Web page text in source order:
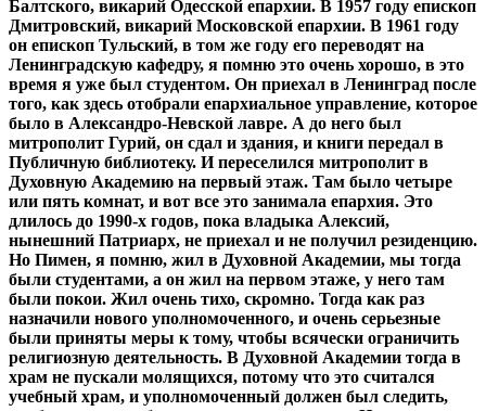
Балтского, викарий Одесской епархии. В 1957 году епископ
Дмитровский, викарий Московской епархии. В 1961 году
он епископ Тульский, в том же году его переводят на
Ленинградскую кафедру, я помню это очень хорошо, в это
время я уже был студентом. Он приехал в Ленинград после
того, как здесь отобрали епархиальное управление, которое
было в Александро-Невской лавре. А до него был
митрополит Гурий, он сдал и здания, и книги передал в
Публичную библиотеку. И переселился митрополит в
Духовную Академию на первый этаж. Там было четыре
или пять комнат, и вот все это занимала епархия. Это
длилось до 1990-х годов, пока владыка Алексий,
нынешний Патриарх, не приехал и не получил резиденцию.
Но Пимен, я помню, жил в Духовной Академии, мы тогда
были студентами, а он жил на первом этаже, у него там
были покои. Жил очень тихо, скромно. Тогда как раз
назначили нового уполномоченного, и очень серьезные
были приняты меры к тому, чтобы всячески ограничить
религиозную деятельность. В Духовной Академии тогда в
храм не пускали молящихся, потому что это считался
учебный храм, и уполномоченный должен был следить,